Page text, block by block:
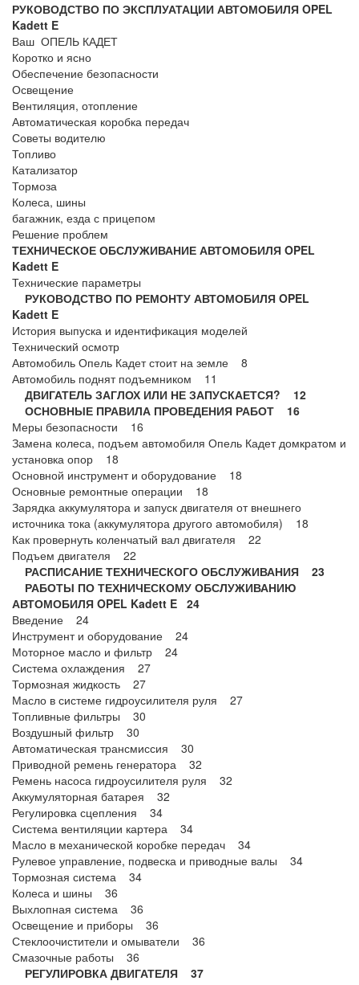
РУКОВОДСТВО ПО ЭКСПЛУАТАЦИИ АВТОМОБИЛЯ OPEL
Kadett E
Ваш ОПЕЛЬ КАДЕТ
Коротко и ясно
Обеспечение безопасности
Освещение
Вентиляция, отопление
Автоматическая коробка передач
Советы водителю
Топливо
Катализатор
Тормоза
Колеса, шины
багажник, езда с прицепом
Решение проблем
ТЕХНИЧЕСКОЕ ОБСЛУЖИВАНИЕ АВТОМОБИЛЯ OPEL
Kadett E
Технические параметры
РУКОВОДСТВО ПО РЕМОНТУ АВТОМОБИЛЯ OPEL
Kadett E
История выпуска и идентификация моделей
Технический осмотр
Автомобиль Опель Кадет стоит на земле 8
Автомобиль поднят подъемником 11
ДВИГАТЕЛЬ ЗАГЛОХ ИЛИ НЕ ЗАПУСКАЕТСЯ? 12
ОСНОВНЫЕ ПРАВИЛА ПРОВЕДЕНИЯ РАБОТ 16
Меры безопасности 16
Замена колеса, подъем автомобиля Опель Кадет домкратом и
установка опор 18
Основной инструмент и оборудование 18
Основные ремонтные операции 18
Зарядка аккумулятора и запуск двигателя от внешнего
источника тока (аккумулятора другого автомобиля) 18
Как провернуть коленчатый вал двигателя 22
Подъем двигателя 22
РАСПИСАНИЕ ТЕХНИЧЕСКОГО ОБСЛУЖИВАНИЯ 23
РАБОТЫ ПО ТЕХНИЧЕСКОМУ ОБСЛУЖИВАНИЮ
АВТОМОБИЛЯ OPEL Kadett E 24
Введение 24
Инструмент и оборудование 24
Моторное масло и фильтр 24
Система охлаждения 27
Тормозная жидкость 27
Масло в системе гидроусилителя руля 27
Топливные фильтры 30
Воздушный фильтр 30
Автоматическая трансмиссия 30
Приводной ремень генератора 32
Ремень насоса гидроусилителя руля 32
Аккумуляторная батарея 32
Регулировка сцепления 34
Система вентиляции картера 34
Масло в механической коробке передач 34
Рулевое управление, подвеска и приводные валы 34
Тормозная система 34
Колеса и шины 36
Выхлопная система 36
Освещение и приборы 36
Стеклоочистители и омыватели 36
Смазочные работы 36
РЕГУЛИРОВКА ДВИГАТЕЛЯ 37